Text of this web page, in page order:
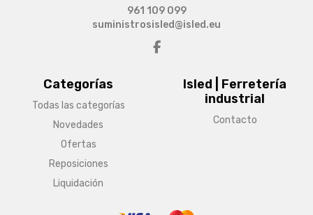
Categorías
Todas las categorías
Novedades
Ofertas
Reposiciones
Liquidación
Isled | Ferretería
industrial
Contacto
961 109 099
suministrosisled@isled.eu